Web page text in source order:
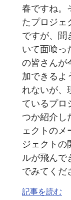
春ですね。
たプロジェ
ですが、聞
いて面喰っ
の皆さんが
加できるよ
れないが、
ているプロ
つか紹介し
ェクトの
ジェクトの
ルが飛んで
でみてくだ
記事を読む